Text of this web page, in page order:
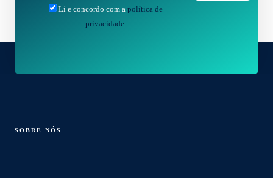
Li e concordo com a política de
privacidade
SOBRE NÓS